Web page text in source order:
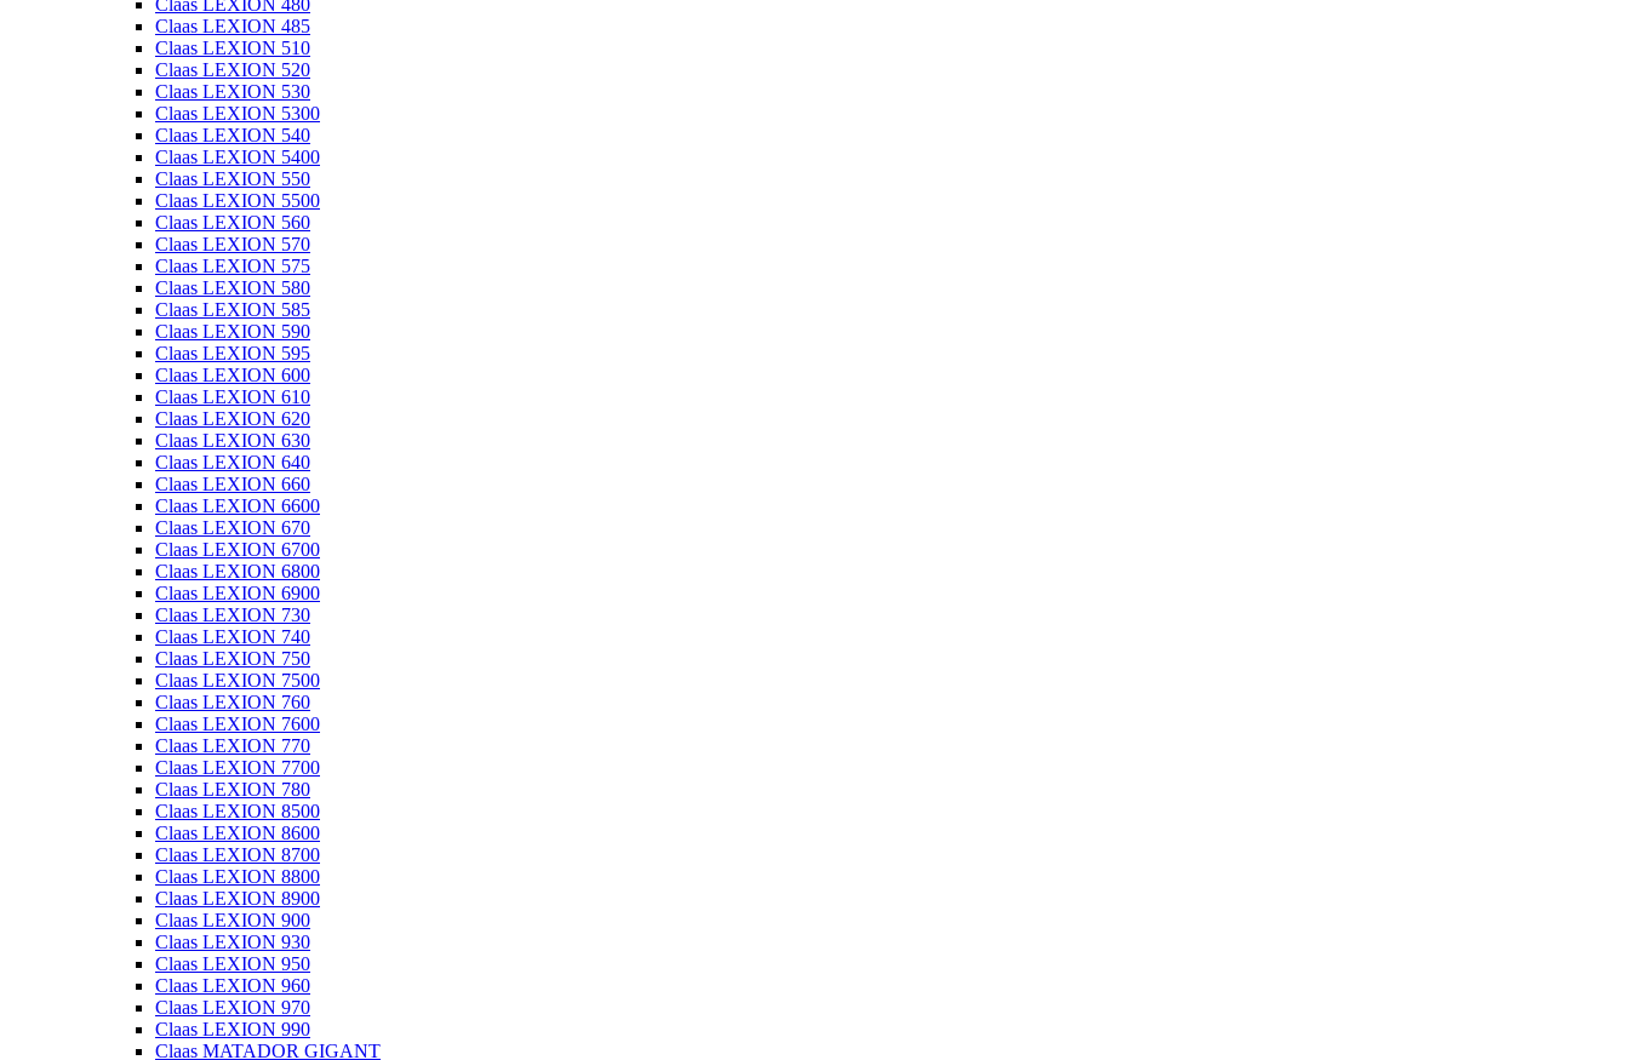
Claas LEXION 480
Claas LEXION 485
Claas LEXION 510
Claas LEXION 520
Claas LEXION 530
Claas LEXION 5300
Claas LEXION 540
Claas LEXION 5400
Claas LEXION 550
Claas LEXION 5500
Claas LEXION 560
Claas LEXION 570
Claas LEXION 575
Claas LEXION 580
Claas LEXION 585
Claas LEXION 590
Claas LEXION 595
Claas LEXION 600
Claas LEXION 610
Claas LEXION 620
Claas LEXION 630
Claas LEXION 640
Claas LEXION 660
Claas LEXION 6600
Claas LEXION 670
Claas LEXION 6700
Claas LEXION 6800
Claas LEXION 6900
Claas LEXION 730
Claas LEXION 740
Claas LEXION 750
Claas LEXION 7500
Claas LEXION 760
Claas LEXION 7600
Claas LEXION 770
Claas LEXION 7700
Claas LEXION 780
Claas LEXION 8500
Claas LEXION 8600
Claas LEXION 8700
Claas LEXION 8800
Claas LEXION 8900
Claas LEXION 900
Claas LEXION 930
Claas LEXION 950
Claas LEXION 960
Claas LEXION 970
Claas LEXION 990
Claas MATADOR GIGANT